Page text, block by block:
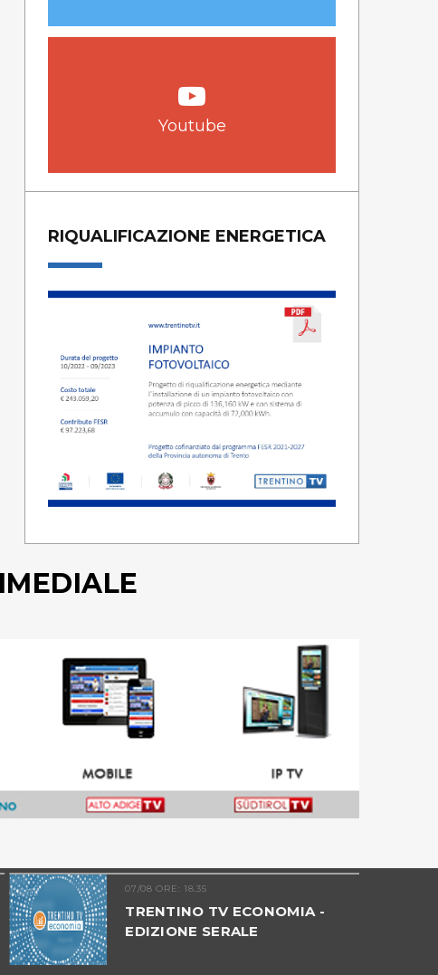
Youtube
RIQUALIFICAZIONE ENERGETICA
07/08 ORE: 18.35
TRENTINO TV ECONOMIA -
EDIZIONE SERALE